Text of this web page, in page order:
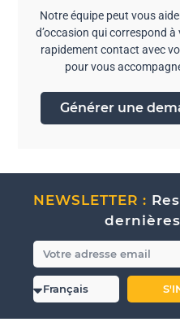
Notre équipe peut vous
d’occasion qui correspond
rapidement contact avec
pour vous
Générer une
NEWSLETTER :